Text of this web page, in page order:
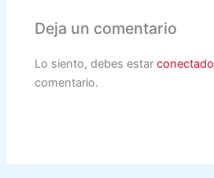
Deja un comentario
Lo siento, debes estarconectado
comentario.